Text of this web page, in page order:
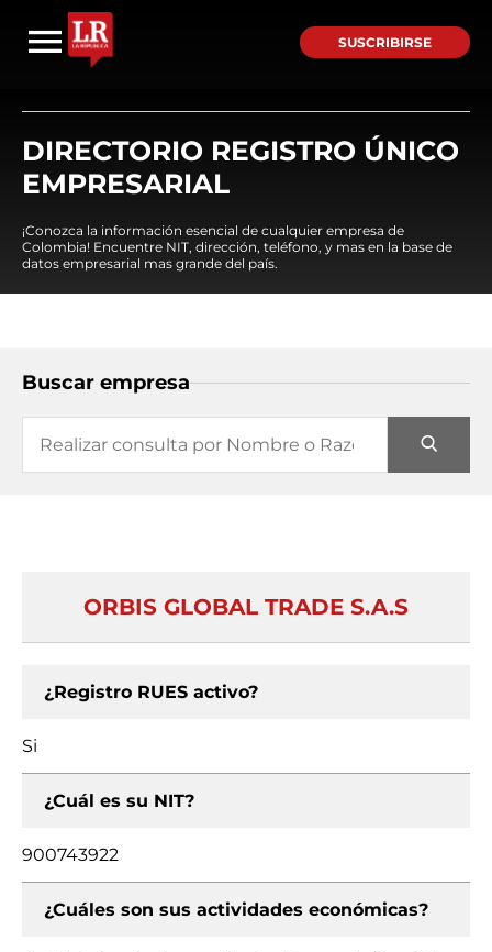
SUSCRIBIRSE
DIRECTORIO REGISTRO ÚNICO
EMPRESARIAL
¡Conozca la información esencial de cualquier empresa de
Colombia! Encuentre NIT, dirección, teléfono, y mas en la base de
datos empresarial mas grande del país.
Buscar empresa
ORBIS GLOBAL TRADE S.A.S
¿Registro RUES activo?
Si
¿Cuál es su NIT?
900743922
¿Cuáles son sus actividades económicas?